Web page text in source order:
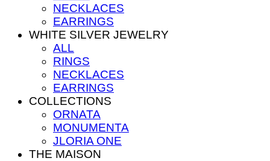
NECKLACES
EARRINGS
WHITE SILVER JEWELRY
ALL
RINGS
NECKLACES
EARRINGS
COLLECTIONS
ORNATA
MONUMENTA
JLORIA ONE
THE MAISON